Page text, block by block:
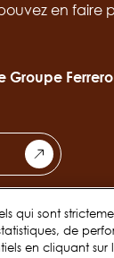
en faire
Groupe
qui sont
de
en cliquant